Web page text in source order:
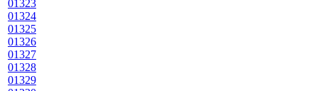
01323
01324
01325
01326
01327
01328
01329